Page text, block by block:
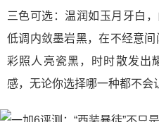
三色可选：温润如玉月牙白
低调内敛墨岩黑，在不经意间
彩照人亮瓷黑，时时散发出
感，无论你选择哪一种都不会